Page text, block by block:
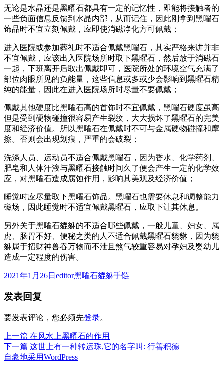
无论是水晶还是黑曜石都具有一定的记忆性，即能将接触者的
一些负面信息反馈到水晶内部，从而记住，因此刚拿到黑曜石
饰品时不宜立刻佩戴，应即使消磁净化方可佩戴；
进入医院或参加葬礼时不适合佩戴黑曜石，其实严格来讲并非
不宜佩戴，应该出入医院场所时取下黑曜石，然后放于消磁石
一起，下班离开后取出佩戴即可，医院所处的环境空气充满了
部位肉眼所见的负能量，这些信息或多或少会影响到黑曜石精
纯的能量，因此在进入医院场所时尽量不要佩戴；
佩戴其他硬度比黑曜石高的首饰时不宜佩戴，黑曜石硬度虽高
但是受到硬物碰撞很容易产生裂纹，大大损坏了黑曜石的完美
度和经济价值。所以黑曜石在佩戴时不可与金属硬物碰撞和摩
擦。否则会出现划痕，严重的会破裂；
洗涤人员、运动员不适合佩戴黑曜石，因为香水、化学药剂、
肥皂和人体汗液与黑曜石接触时间久了便会产生一定的化学效
应，对黑曜石造成腐蚀作用，影响其美观及经济价值；
睡觉时应尽量取下黑曜石饰品。黑曜石也需要休息和调整能力
磁场，因此睡觉时不适宜佩戴黑曜石，应取下让其休息。
另外关于黑曜石貔貅的不适合哪些佩戴，一般儿童、妇女、属
虎、肠胃不好、便秘之类的人不适合佩戴黑曜石貔貅，因为貔
貅属于招财神兽吞万物而不泄且煞气较重容易对孕妇及婴幼儿
造成一定程度的伤害。
发
于
2021年1月26日 作
editor分
黑曜石貔貅手链
发表回复
要发表评论，您必须先登录。
文
章
上一篇 上
篇
文
在风水上黑曜石的作用
下一篇 下
篇
这世上有一种转运珠,它的名字叫: 行善积德
自豪地采用WordPress